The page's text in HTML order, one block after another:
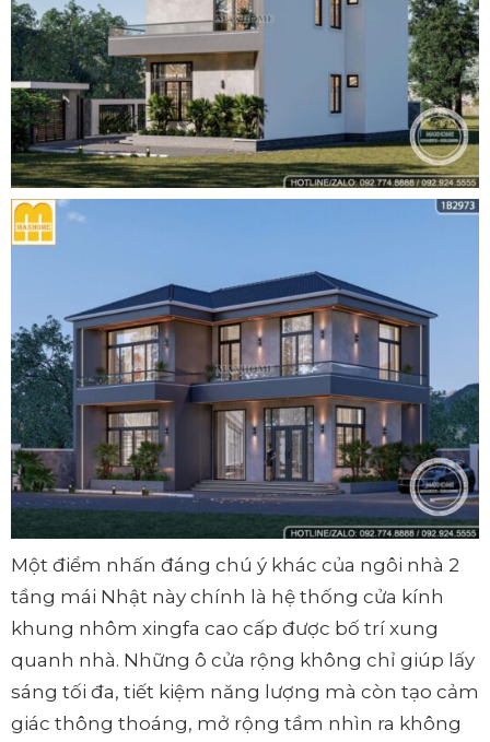
Một điểm nhấn đáng chú ý khác của ngôi nhà 2
tầng mái Nhật này chính là hệ thống cửa kính
khung nhôm xingfa cao cấp được bố trí xung
quanh nhà. Những ô cửa rộng không chỉ giúp lấy
sáng tối đa, tiết kiệm năng lượng mà còn tạo cảm
giác thông thoáng, mở rộng tầm nhìn ra không